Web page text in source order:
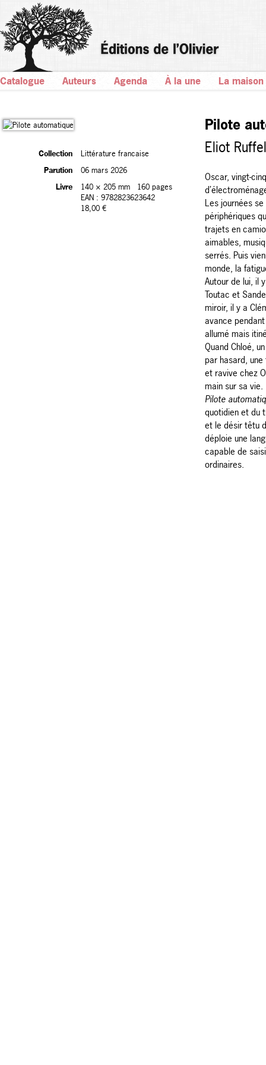
Catalogue Auteurs Agenda À la une La maison
Collection
Littérature francaise
Parution
06 mars 2026
Livre
140 × 205 mm
160 pages
EAN : 9782823623642
18,00 €
Pilote
Eliot Ruffel
Oscar, vingt-
Les journées
périphériques
trajets en
aimables,
serrés. Puis
monde, la
Autour de lui, il
Toutac et
miroir, il y a
avance
allumé mais
Quand Chloé,
par hasard, une
et ravive chez
main sur sa vie.
Pilote
quotidien et du
et le désir têtu
déploie une
capable de
ordinaires.